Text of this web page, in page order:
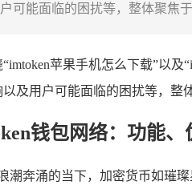
可能面临的困扰等，整体聚焦
苹果手机怎么下载”以
及用户可能面临的困扰等，整
钱包网络：功能
潮奔涌的当下，加密货币如璀